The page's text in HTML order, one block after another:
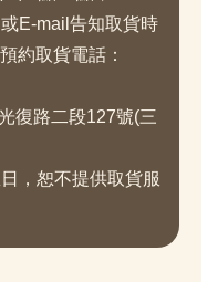
E-mail告知取貨時
約取貨電話：
復路二段127號(三
，恕不提供取貨服